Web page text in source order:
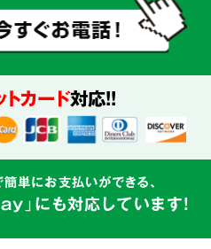
真心を
込めて対応
トカード対応!!
単にお支払いができる、
」にも対応しています!